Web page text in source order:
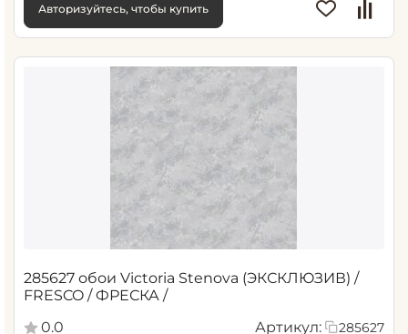
Авторизуйтесь, чтобы купить
285627 обои Victoria Stenova (ЭКСКЛЮЗИВ) /
FRESCO / ФРЕСКА /
0.0
Артикул: 285627